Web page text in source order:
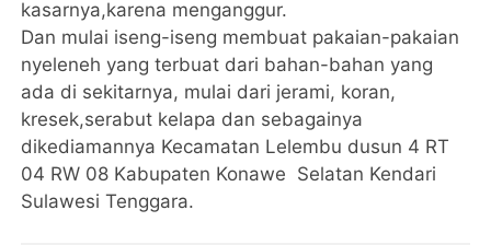
kasarnya,karena menganggur.
Dan mulai iseng-iseng membuat pakaian-pakaian
nyeleneh yang terbuat dari bahan-bahan yang
ada di sekitarnya, mulai dari jerami, koran,
kresek,serabut kelapa dan sebagainya
dikediamannya Kecamatan Lelembu dusun 4 RT
04 RW 08 Kabupaten Konawe Selatan Kendari
Sulawesi Tenggara.